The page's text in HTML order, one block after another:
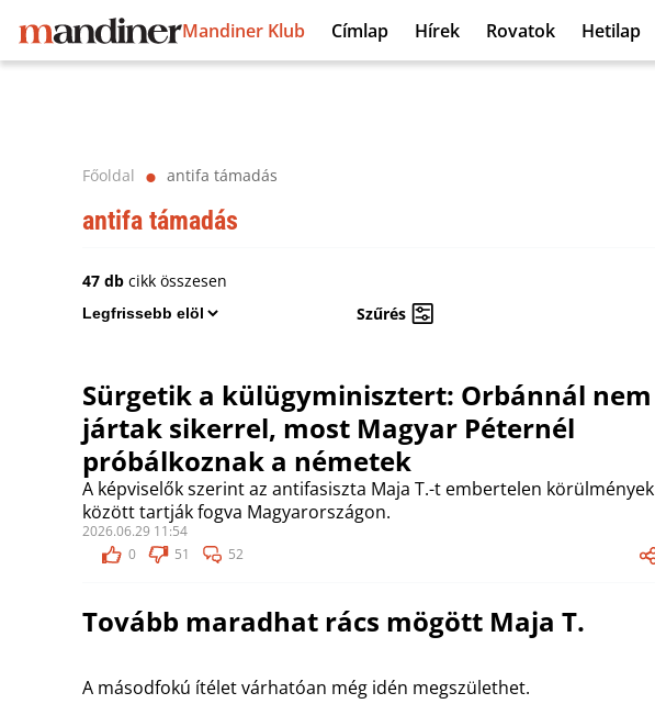
Mandiner Klub Címlap Hírek Rovatok Hetilap
Főoldal ⬤ antifa támadás
antifa támadás
47 db cikk összesen
Szűrés
Sürgetik a külügyminisztert: Orbánnál nem
jártak sikerrel, most Magyar Péternél
próbálkoznak a németek
A képviselők szerint az antifasiszta Maja T.-t embertelen körülmények
között tartják fogva Magyarországon.
2026.06.29 11:54
0
51 52
Tovább maradhat rács mögött Maja T.
A másodfokú ítélet várhatóan még idén megszülethet.